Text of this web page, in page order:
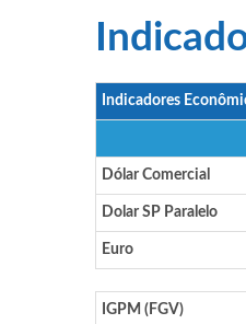
Indicadores
Dólar Comercial
Dolar SP Paralelo
Euro
IGPM (FGV)